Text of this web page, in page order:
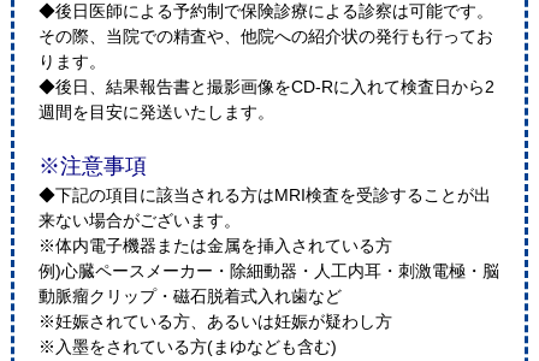
◆後日医師による予約制で保険診療による診察は可能です。
その際、当院での精査や、他院への紹介状の発行も行ってお
ります。
◆後日、結果報告書と撮影画像をCD-Rに入れて検査日から2
週間を目安に発送いたします。
※注意事項
◆下記の項目に該当される方はMRI検査を受診することが出
来ない場合がございます。
※体内電子機器または金属を挿入されている方
例)心臓ペースメーカー・除細動器・人工内耳・刺激電極・脳
動脈瘤クリップ・磁石脱着式入れ歯など
※妊娠されている方、あるいは妊娠が疑わし方
※入墨をされている方(まゆなども含む)